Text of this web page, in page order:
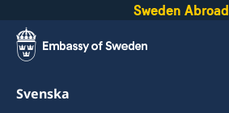
Sweden Abroad
Svenska